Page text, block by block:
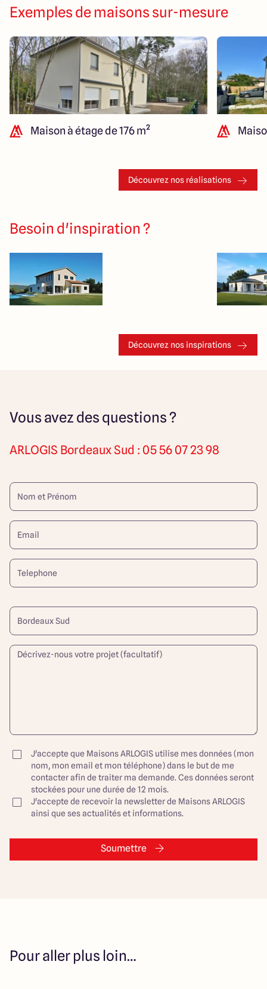
Exemples de maisons sur-mesure
Maison à étage de 176 m²
Découvrez nos réalisations
Besoin d'inspiration ?
Découvrez nos inspirations
Vous avez des questions ?
ARLOGIS Bordeaux Sud : 05 56 07 23 98
J'accepte que Maisons ARLOGIS utilise mes données (mon
nom, mon email et mon téléphone) dans le but de me
contacter afin de traiter ma demande. Ces données seront
stockées pour une durée de 12 mois.
J'accepte de recevoir la newsletter de Maisons ARLOGIS
ainsi que ses actualités et informations.
Soumettre
Pour aller plus loin…